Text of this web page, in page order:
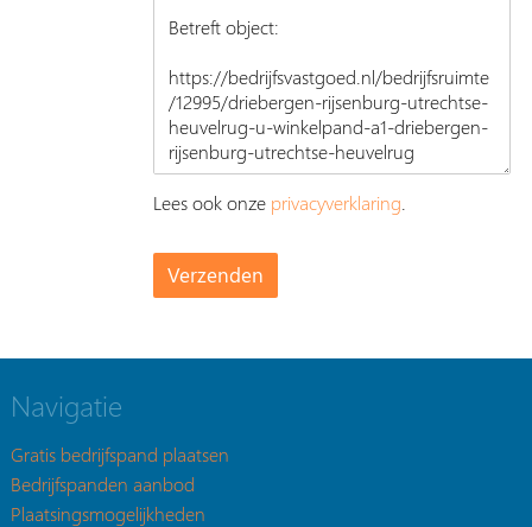
Lees ook onze privacyverklaring
Navigatie
Gratis bedrijfspand plaatsen
Bedrijfspanden aanbod
Plaatsingsmogelijkheden